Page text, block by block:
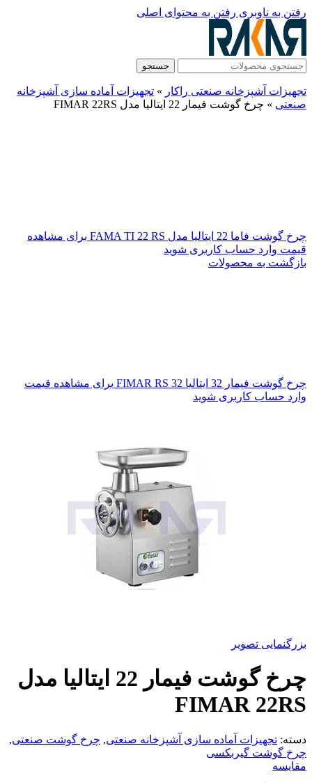
رفتن به ناوبری رفتن به محتوای اصلی
جستجو
تجهیزات آشپزخانه صنعتی راکار » تجهیزات آماده سازی آشپزخانه
صنعتی » چرخ گوشت فیمار 22 ایتالیا مدل FIMAR 22RS
چرخ گوشت فاما 22 ایتالیا مدل FAMA TI 22 RS
برای مشاهده
قیمت وارد حساب کاربری شوید
بازگشت به محصولات
چرخ گوشت فیمار 32 ایتالیا FIMAR RS 32
برای مشاهده قیمت
وارد حساب کاربری شوید
بزرگنمایی تصویر
چرخ گوشت فیمار 22 ایتالیا مدل
FIMAR 22RS
دسته: تجهیزات آماده سازی آشپزخانه صنعتی, چرخ گوشت صنعتی,
چرخ گوشت گیربکسی
مقایسه